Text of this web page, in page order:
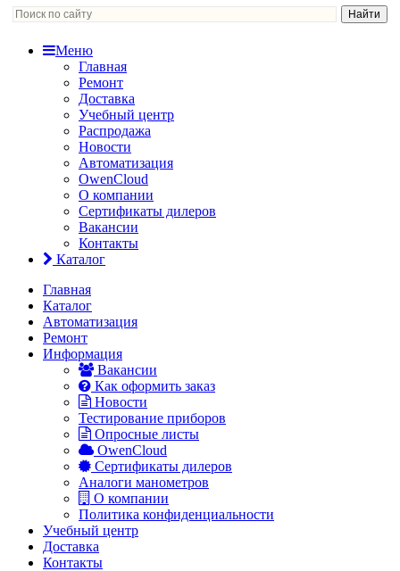
Меню
Главная
Ремонт
Доставка
Учебный центр
Распродажа
Новости
Автоматизация
OwenCloud
О компании
Сертификаты дилеров
Вакансии
Контакты
Каталог
Главная
Каталог
Автоматизация
Ремонт
Информация
Вакансии
Как оформить заказ
Новости
Тестирование приборов
Опросные листы
OwenCloud
Сертификаты дилеров
Аналоги манометров
О компании
Политика конфиденциальности
Учебный центр
Доставка
Контакты